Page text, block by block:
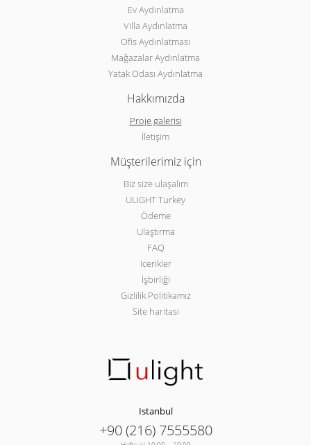
Ev Aydınlatma
Villa Aydınlatma
Ofis Aydınlatması
Mağazalar Aydınlatma
Yatak Odası Aydınlatma
Hakkımızda
Proje galerisi
İletişim
Müşterilerimiz için
Biz size ulaşalım
ULIGHT Turkey
Ödeme
Ulaştırma
FAQ
Icerikler
İşbirliği
Gizlilik Politikamız
Site haritası
Istanbul
+90 (216) 7555580